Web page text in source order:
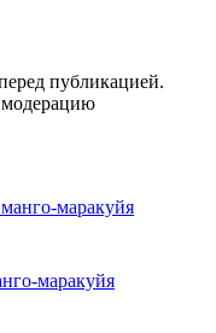
публикацией.
модерацию
маракуйя